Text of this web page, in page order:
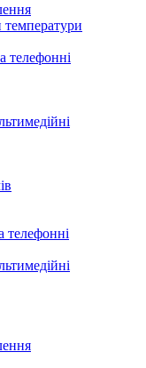
температури
телефонні
телефонні